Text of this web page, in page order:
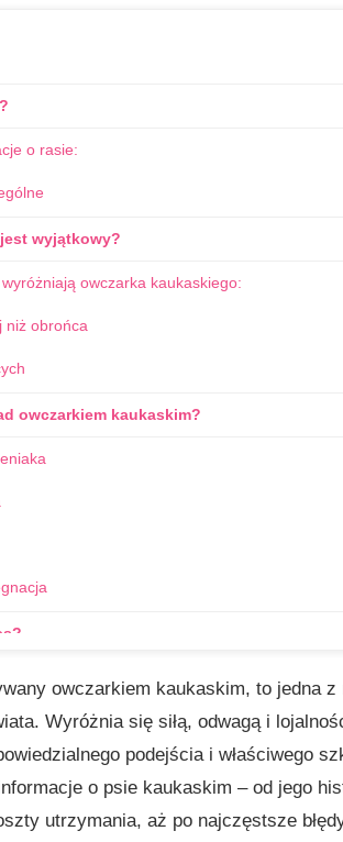
o rasie:
wyjątkowy?
owczarka kaukaskiego:
niż obrońca
owczarkiem kaukaskim?
kaukaza?
o psa kaukaza
owczarkiem kaukaskim, to jedna
Wyróżnia się siłą, odwagą i
podejścia i właściwego
o psie kaukaskim – od jego
utrzymania, aż po najczęstsze